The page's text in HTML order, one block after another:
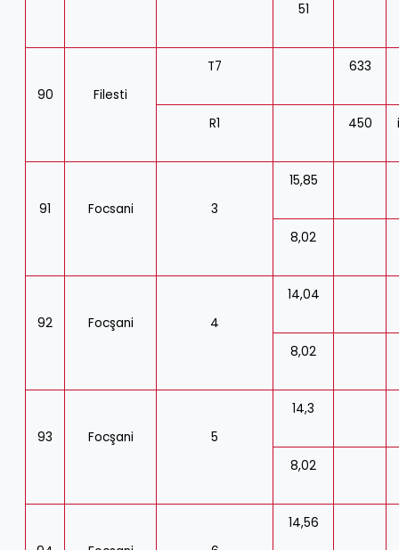
51
90 Filesti
T7 633
R1 450
91 Focsani 3
15,85
8,02
92 Focşani 4
14,04
8,02
93 Focşani 5
14,3
8,02
14,56